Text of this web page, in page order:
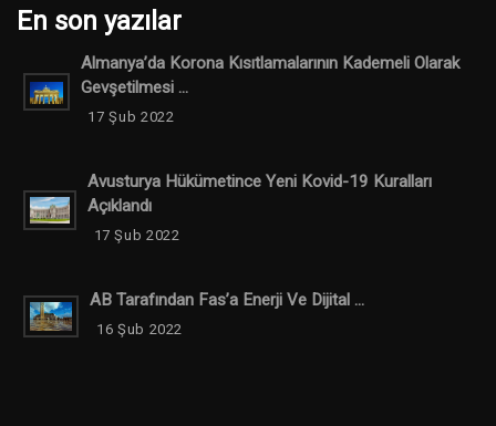
En son yazılar
Almanya’da Korona Kısıtlamalarının Kademeli Olarak
Gevşetilmesi ...
17 Şub 2022
Avusturya Hükümetince Yeni Kovid-19 Kuralları
Açıklandı
17 Şub 2022
AB Tarafından Fas’a Enerji Ve Dijital ...
16 Şub 2022